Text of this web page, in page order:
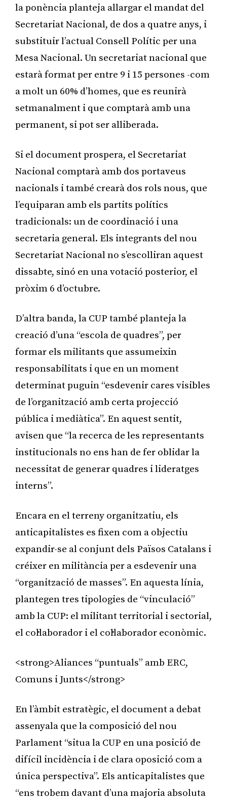
la ponència planteja allargar el mandat del
Secretariat Nacional, de dos a quatre anys, i
substituir l’actual Consell Polític per una
Mesa Nacional. Un secretariat nacional que
estarà format per entre 9 i 15 persones -com
a molt un 60% d’homes, que es reunirà
setmanalment i que comptarà amb una
permanent, si pot ser alliberada.
Si el document prospera, el Secretariat
Nacional comptarà amb dos portaveus
nacionals i també crearà dos rols nous, que
l’equiparan amb els partits polítics
tradicionals: un de coordinació i una
secretaria general. Els integrants del nou
Secretariat Nacional no s’escolliran aquest
dissabte, sinó en una votació posterior, el
pròxim 6 d’octubre.
D’altra banda, la CUP també planteja la
creació d’una “escola de quadres”, per
formar els militants que assumeixin
responsabilitats i que en un moment
determinat puguin “esdevenir cares visibles
de l’organització amb certa projecció
pública i mediàtica”. En aquest sentit,
avisen que “la recerca de les representants
institucionals no ens han de fer oblidar la
necessitat de generar quadres i lideratges
interns”.
Encara en el terreny organitzatiu, els
anticapitalistes es fixen com a objectiu
expandir-se al conjunt dels Països Catalans i
créixer en militància per a esdevenir una
“organització de masses”. En aquesta línia,
plantegen tres tipologies de “vinculació”
amb la CUP: el militant territorial i sectorial,
el col·laborador i el col·laborador econòmic.
<strong>Aliances “puntuals” amb ERC,
Comuns i Junts</strong>
En l’àmbit estratègic, el document a debat
assenyala que la composició del nou
Parlament “situa la CUP en una posició de
difícil incidència i de clara oposició com a
única perspectiva”. Els anticapitalistes que
“ens trobem davant d’una majoria absoluta